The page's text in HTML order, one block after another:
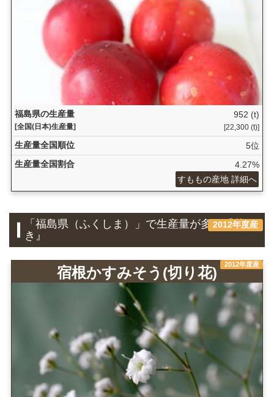
福島県の生産量
[全国(日本)生産量]
952 (t)
[22,300 (t)]
生産量全国順位
5位
生産量全国割合
4.27%
すももの産地 詳細へ
2012年度産
「福島県（ふくしま）」で生産量が多い『花
き』
2012年度産
宿根かすみそう(切り花)